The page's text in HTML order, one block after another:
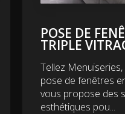
POSE DE
TRIPLE
Tellez
pose de fenêtres
vous propose des
esthétiques pou...